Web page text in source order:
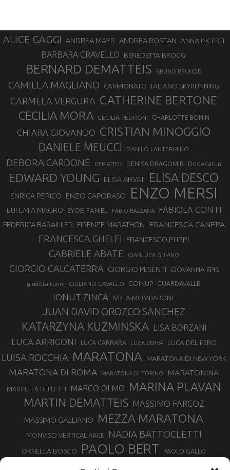
ALICE GAGGI ANDREA MAYR ANDREA ROSTAN ANNA INCERTI
BARBARA CRAVELLO BENEDETTA BROGGI
BERNARD DEMATTEIS BRUNO BRUNOD
CAMILLA MAGLIANO CAMPIONATO ITALIANO SKYRUNNING
CARMELA VERGURA CATHERINE BERTONE
CECILIA MORA CECILIA PEDRONI CHARLOTTE BONIN
CHIARA GIOVANDO CRISTIAN MINOGGIO
DANIELE MEUCCI DANILO LANTERMINO
DEBORA CARDONE DEMATTEIS DENISA DRAGOMIR Dodecarun
EDWARD YOUNG ELISA ARVAT ELISA DESCO
ENRICA PERICO ENZO CAPORASO ENZO MERSI
EUFEMIA MAGRO EYOB FANIEL FABIO BAZZANA FABIOLA CONTI
FEDERICA BARAILLER FIRENZE MARATHON FRANCESCA CANEPA
FRANCESCA GHELFI FRANCESCO PUPPI
GABRIELE ABATE GIANLUCA GHIANO
GIORGIO CALCATERRA GIORGIO PESENTI GIOVANNA EPIS
giuditta turini GIULIANO CAVALLO GOINUP GUARDAVALLE
IONUT ZINCA IVREA-MOMBARONE
JUAN DAVID OROZCO SANCHEZ
KATARZYNA KUZMINSKA LISA BORZANI
LUCA ARRIGONI LUCA CARRARA LUCA CERVA LUCA DEL PERO
LUISA ROCCHIA MARATONA MARATONA DI NEW YORK
MARATONA DI ROMA MARATONA DI TORINO MARATONINA
MARCELLA BELLETTI MARCO OLMO MARINA PLAVAN
MARTIN DEMATTEIS MASSIMO FARCOZ
MASSIMO GALLIANO MEZZA MARATONA
MONVISO VERTICAL RACE NADIA BATTOCLETTI
ORNELLA BOSCO PAOLO BERT PAOLO GALLO